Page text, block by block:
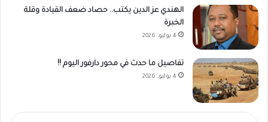
الهندي عز الدين يكتب.. حصاد ضعف القيادة وقلة
الخبرة
4 يوليو، 2026
تفاصيل ما حدث في محور دارفور اليوم !!
4 يوليو، 2026